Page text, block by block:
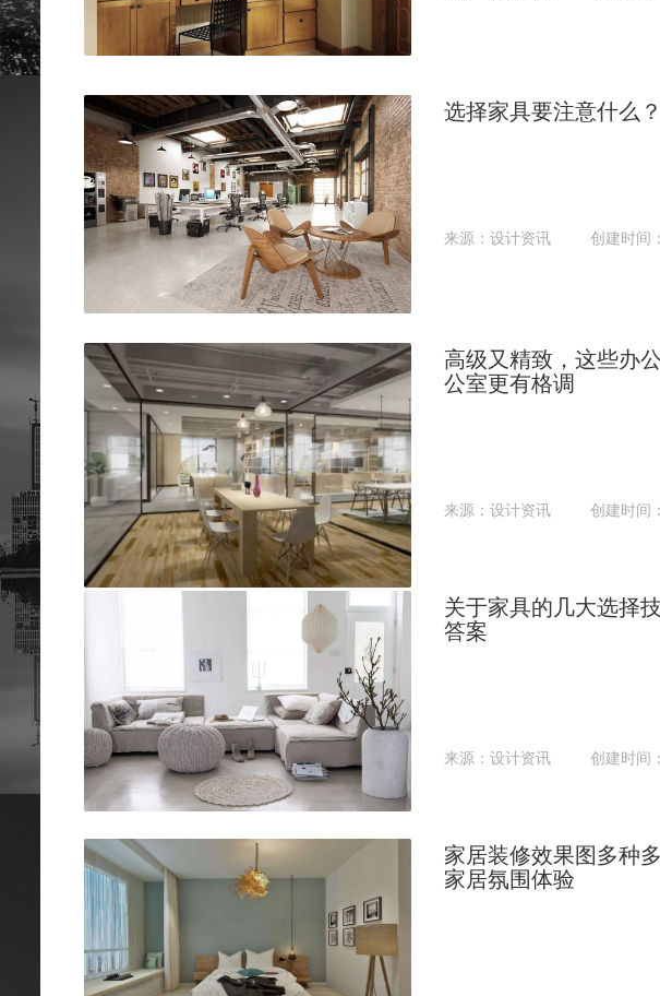
选择家具要注意什么
来源：设计资讯 创建时间
高级又精致，这些办
公室更有格调
来源：设计资讯 创建时间
关于家具的几大选择
答案
来源：设计资讯 创建时间
家居装修效果图多种
家居氛围体验